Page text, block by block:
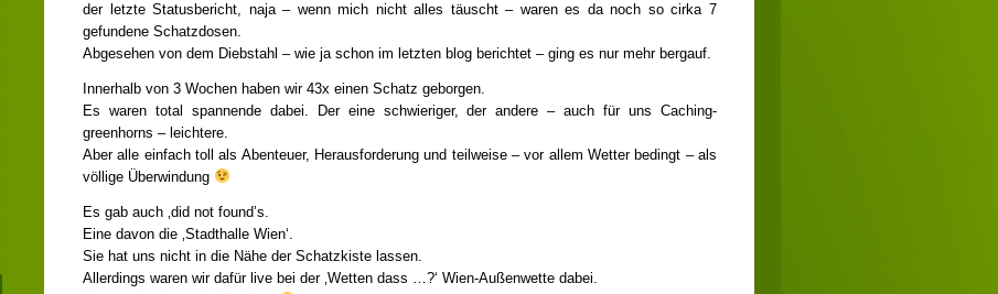
der letzte Statusbericht, naja – wenn mich nicht alles täuscht – waren es da noch so cirka 7
gefundene Schatzdosen.
Abgesehen von dem Diebstahl – wie ja schon im letzten blog berichtet – ging es nur mehr bergauf.
Innerhalb von 3 Wochen haben wir 43x einen Schatz geborgen.
Es waren total spannende dabei. Der eine schwieriger, der andere – auch für uns Caching-
greenhorns – leichtere.
Aber alle einfach toll als Abenteuer, Herausforderung und teilweise – vor allem Wetter bedingt – als
völlige Überwindung
Es gab auch ‚did not found’s.
Eine davon die ‚Stadthalle Wien‘.
Sie hat uns nicht in die Nähe der Schatzkiste lassen.
Allerdings waren wir dafür live bei der ‚Wetten dass …?‘ Wien-Außenwette dabei.